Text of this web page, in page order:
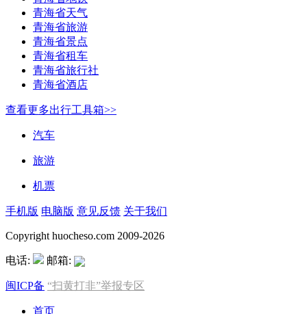
青海省天气
青海省旅游
青海省景点
青海省租车
青海省旅行社
青海省酒店
查看更多出行工具箱>>
汽车
旅游
机票
手机版 电脑版 意见反馈 关于我们
Copyright huocheso.com 2009-2026
电话: 邮箱:
闽ICP备 “扫黄打非”举报专区
首页